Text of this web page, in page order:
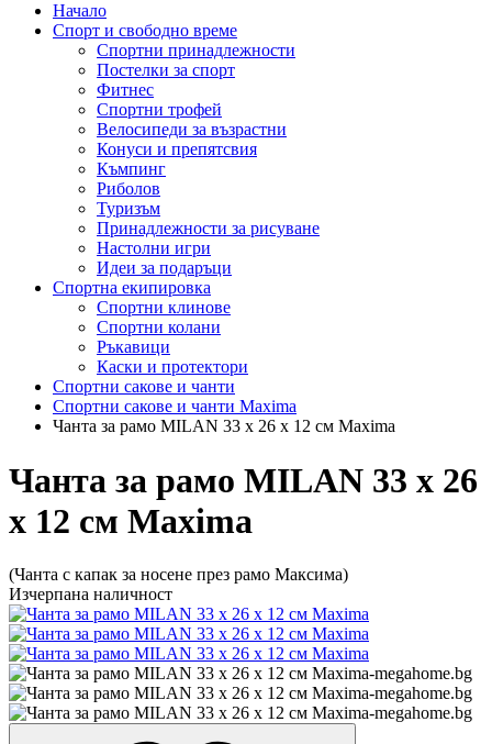
Начало
Спорт и свободно време
Спортни принадлежности
Постелки за спорт
Фитнес
Спортни трофей
Велосипеди за възрастни
Конуси и препятсвия
Къмпинг
Риболов
Туризъм
Принадлежности за рисуване
Настолни игри
Идеи за подаръци
Спортна екипировка
Спортни клинове
Спортни колани
Ръкавици
Каски и протектори
Спортни сакове и чанти
Спортни сакове и чанти Maxima
Чанта за рамо MILAN 33 х 26 х 12 см Maxima
Чанта за рамо MILAN 33 х 26
х 12 см Maxima
(Чанта с капак за носене през рамо Максима)
Изчерпана наличност